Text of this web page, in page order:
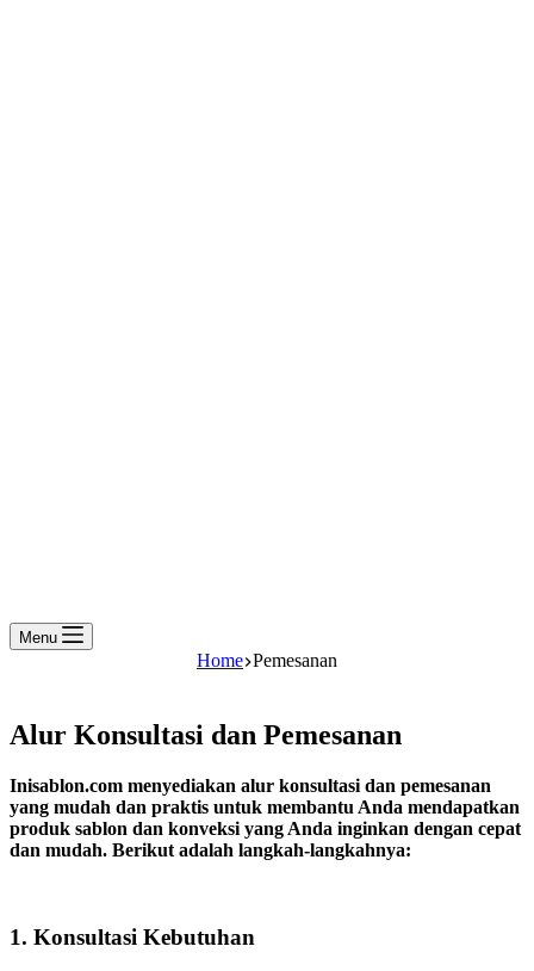
Menu
Home Pemesanan
Alur Konsultasi dan Pemesanan
Inisablon.com menyediakan alur konsultasi dan pemesanan
yang mudah dan praktis untuk membantu Anda mendapatkan
produk sablon dan konveksi yang Anda inginkan dengan cepat
dan mudah. Berikut adalah langkah-langkahnya:
1. Konsultasi Kebutuhan